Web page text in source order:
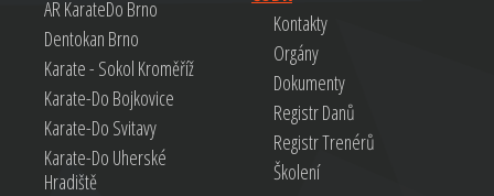
AR KarateDo Brno
Dentokan Brno
Karate - Sokol Kroměříž
Karate-Do Bojkovice
Karate-Do Svitavy
Karate-Do Uherské
Hradiště
Kontakty
Orgány
Dokumenty
Registr Danů
Registr Trenérů
Školení